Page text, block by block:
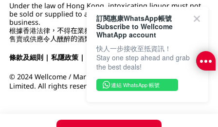
Under the law of Hong Kong, intoxicating liquor must not
be sold or supplied to a minor (under 18) in the course of
business.
根據香港法律，不得在業務過程中，向未成年人 (18 歲以下人士)
售賣或供應令人醺醉的酒類。
條款及細則 |私隱政策 | DFI零售集團
© 2024 Wellcome / Market Place. The Dairy Farm Company
Limited. All rights reserved.
訂閱惠康WhatsApp帳號
Subscribe to Wellcome
WhatApp account
快人一步接收至抵資訊！
Stay one step ahead and grab
the best deals!
連結 WhatsApp 帳號